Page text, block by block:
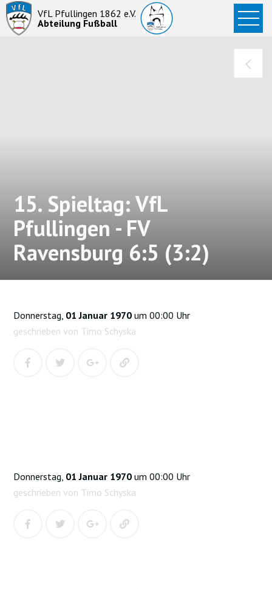
VfL Pfullingen 1862 e.V.
Abteilung Fußball
Startseite
News
15. Spieltag: VfL
Pfullingen - FV
Ravensburg 6:5 (3:2)
Donnerstag, 01 Januar 1970 um 00:00 Uhr
geschrieben von Timo Schyska
Donnerstag, 01 Januar 1970 um 00:00 Uhr
geschrieben von Timo Schyska